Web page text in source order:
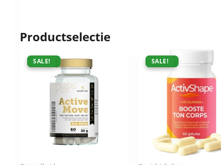
Productselectie
ACTIE !
SALE! ACTIE !
SALE!